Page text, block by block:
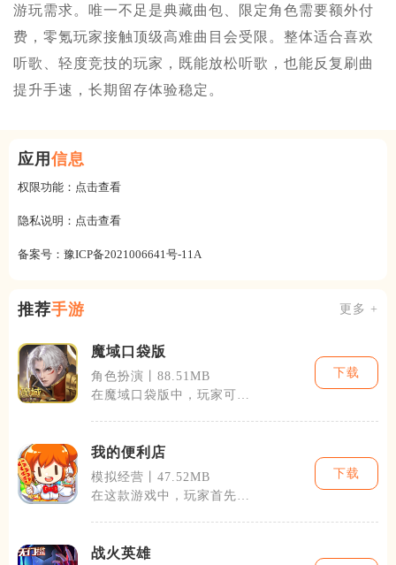
游玩需求。唯一不足是典藏曲包、限定角色需要额外付
费，零氪玩家接触顶级高难曲目会受限。整体适合喜欢
听歌、轻度竞技的玩家，既能放松听歌，也能反复刷曲
提升手速，长期留存体验稳定。
应用 信息
权限功能： 点击查看
隐私说明： 点击查看
备案号： 豫ICP备2021006641号-11A
推荐手游 更多 +
魔域口袋版
角色扮演丨88.51MB
在魔域口袋版中，玩家可以
戏，每种角色
下载
我的便利店
模拟经营丨47.52MB
在这款游戏中，玩家首先会
过智能的货物
下载
战火英雄